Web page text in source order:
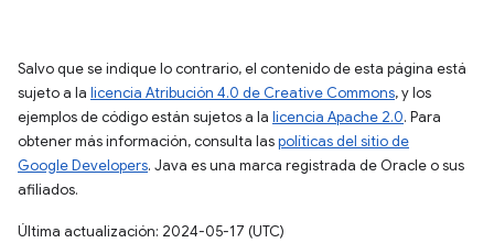
Salvo que se indique lo contrario, el contenido de esta página está
sujeto a la licencia Atribución 4.0 de Creative Commons, y los
ejemplos de código están sujetos a la licencia Apache 2.0. Para
obtener más información, consulta laspolíticas del sitio de
Google Developers. Java es una marca registrada de Oracle o sus
afiliados.
Última actualización: 2024-05-17 (UTC)